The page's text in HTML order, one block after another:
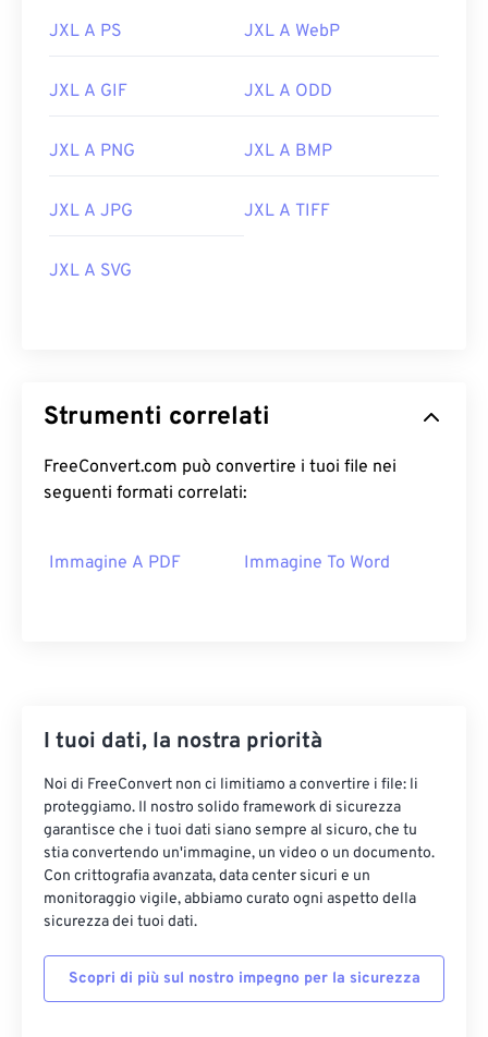
JXL A PS JXL A WebP
JXL A GIF JXL A ODD
JXL A PNG JXL A BMP
JXL A JPG JXL A TIFF
JXL A SVG
Strumenti correlati
FreeConvert.com può convertire i tuoi file nei
seguenti formati correlati:
Immagine A PDF Immagine To Word
I tuoi dati, la nostra priorità
Noi di FreeConvert non ci limitiamo a convertire i file: li
proteggiamo. Il nostro solido framework di sicurezza
garantisce che i tuoi dati siano sempre al sicuro, che tu
stia convertendo un'immagine, un video o un documento.
Con crittografia avanzata, data center sicuri e un
monitoraggio vigile, abbiamo curato ogni aspetto della
sicurezza dei tuoi dati.
Scopri di più sul nostro impegno per la sicurezza